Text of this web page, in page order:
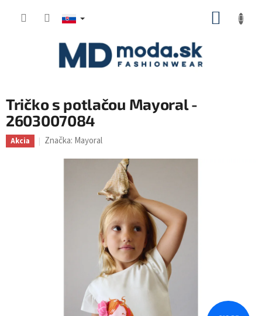
Tričko s potlačou Mayoral -
2603007084
Akcia Značka: Mayoral